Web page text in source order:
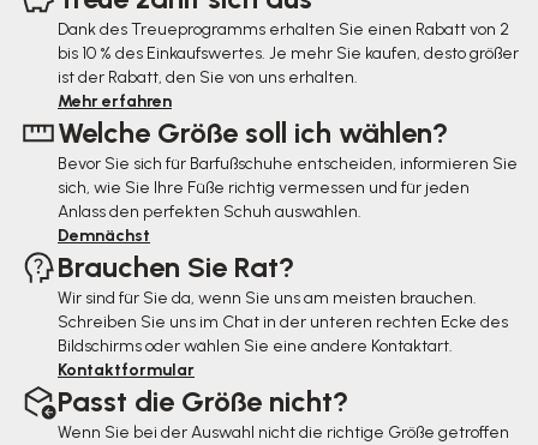
Dank des Treueprogramms erhalten Sie einen Rabatt von 2
bis 10 % des Einkaufswertes. Je mehr Sie kaufen, desto größer
ist der Rabatt, den Sie von uns erhalten.
Mehr erfahren
Welche Größe soll ich wählen?
Bevor Sie sich für Barfußschuhe entscheiden, informieren Sie
sich, wie Sie Ihre Füße richtig vermessen und für jeden
Anlass den perfekten Schuh auswählen.
Demnächst
Brauchen Sie Rat?
Wir sind für Sie da, wenn Sie uns am meisten brauchen.
Schreiben Sie uns im Chat in der unteren rechten Ecke des
Bildschirms oder wählen Sie eine andere Kontaktart.
Kontaktformular
Passt die Größe nicht?
Wenn Sie bei der Auswahl nicht die richtige Größe getroffen